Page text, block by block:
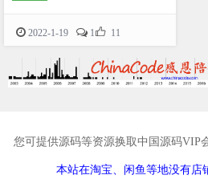
2022-1-19 1  11
您可提供源码等资源换取中国源码VIP
本站在淘宝、闲鱼等地没有店